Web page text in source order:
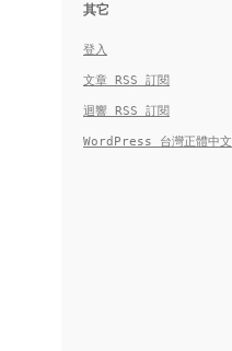
其它
登入
文章 RSS 訂閱
迴響 RSS 訂閱
WordPress 台灣正體中文